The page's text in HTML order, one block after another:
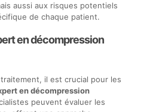
aussi aux risques potentiels
de chaque patient.
en décompression
il est crucial pour les
en décompression
peuvent évaluer les